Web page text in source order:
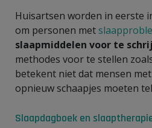
Huisartsen worden in eerste
om personen met
slaapmiddelen voor te
methodes voor te stellen
betekent niet dat mensen met
opnieuw schaapjes moeten
Slaapdagboek en